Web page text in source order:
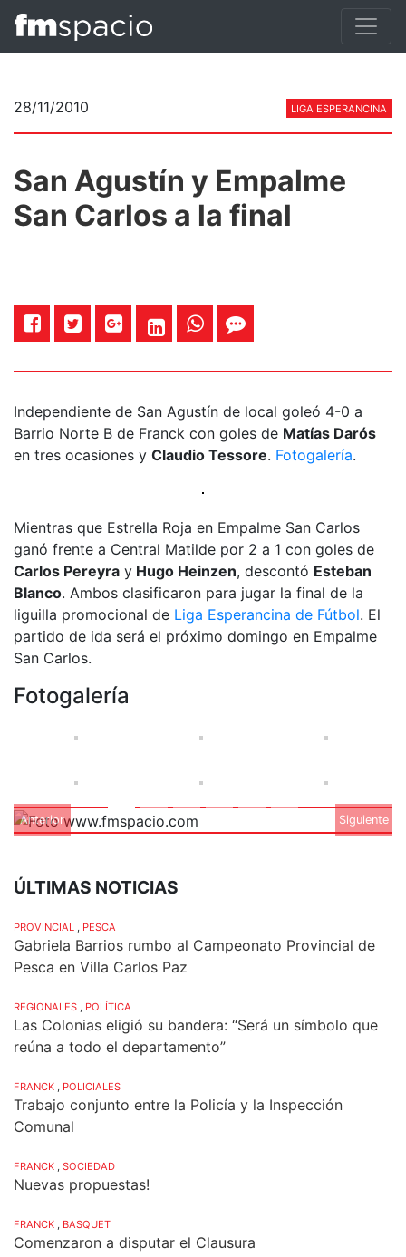
28/11/2010 LIGA ESPERANCINA
San Agustín y Empalme
San Carlos a la final
Independiente de San Agustín de local goleó 4-0 a
Barrio Norte B de Franck con goles de Matías Darós
en tres ocasiones y Claudio Tessore. Fotogalería.
Mientras que Estrella Roja en Empalme San Carlos
ganó frente a Central Matilde por 2 a 1 con goles de
Carlos Pereyra y Hugo Heinzen, descontó Esteban
Blanco. Ambos clasificaron para jugar la final de la
liguilla promocional de Liga Esperancina de Fútbol. El
partido de ida será el próximo domingo en Empalme
San Carlos.
Fotogalería
Anterior Siguiente
ÚLTIMAS NOTICIAS
PROVINCIAL PESCA
Gabriela Barrios rumbo al Campeonato Provincial de
Pesca en Villa Carlos Paz
REGIONALES POLÍTICA
Las Colonias eligió su bandera: “Será un símbolo que
reúna a todo el departamento”
FRANCK POLICIALES
Trabajo conjunto entre la Policía y la Inspección
Comunal
FRANCK SOCIEDAD
Nuevas propuestas!
FRANCK BASQUET
Comenzaron a disputar el Clausura